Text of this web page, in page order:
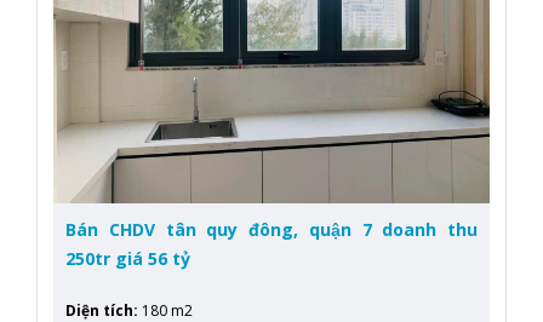
Bán CHDV tân quy đông, quận 7 doanh thu
250tr giá 56 tỷ
Diện tích: 180 m2